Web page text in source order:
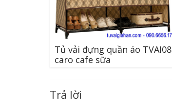
Tủ vải đựng quần áo TVAI08
caro cafe sữa
Trả lời